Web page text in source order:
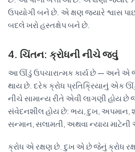
ઉપયોગી બને છે. એ ક્ષણ જ્યારે શ્વાસ
બદલે ખરો હસ્તક્ષેપ બને છે.
4. ચિંતન: ક્રોધની નીચે જવું
આ ઊંડું ઉપચારાત્મક કાર્ય છે — અને એ જ
થાય છે. દરેક ક્રોધ પ્રતિક્રિયાનું એક
નીચે સામાન્ય રીતે એવી લાગણી હોય છે
સંવેદનશીલ હોય છે: ભય, દુખ, અપમાન,
સન્માન, સલામતી, અથવા ન્યાય માટેની
ક્રોધ એ રક્ષણ છે. દુખ એ છે જેનું ક્રોધ